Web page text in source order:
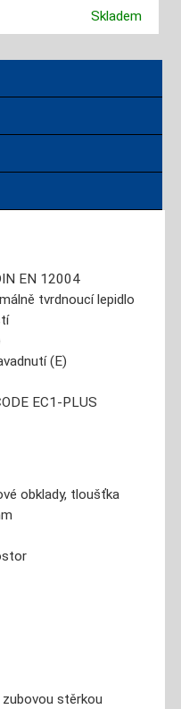
Skladem
EN 12004
tvrdnoucí lepidlo
(E)
EC1-PLUS
obklady, tloušťka
stěrkou